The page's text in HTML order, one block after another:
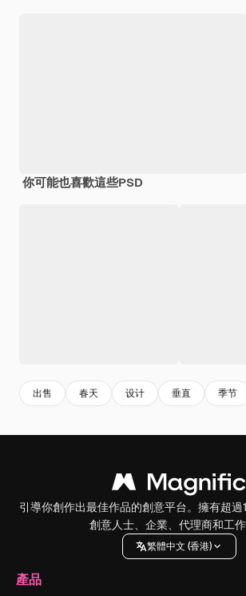
你可能也喜歡這些PSD
出售 春天 设计 垂直 季节
引導你創作出最佳作品的創意平台。擁有超
創意人士、企業、代理商和工作
繁體中文 (香港)
產品